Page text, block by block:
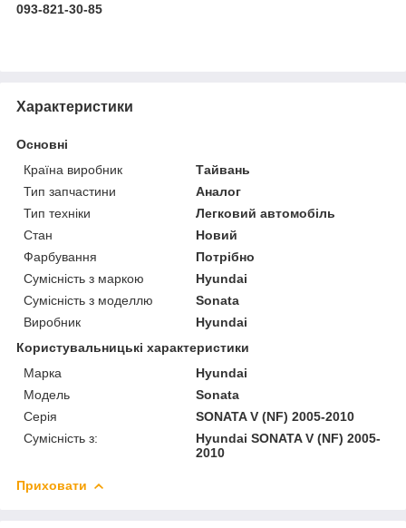
093-821-30-85
Характеристики
Основні
Країна виробник
Тайвань
Тип запчастини
Аналог
Тип техніки
Легковий автомобіль
Стан
Новий
Фарбування
Потрібно
Сумісність з маркою
Hyundai
Сумісність з моделлю
Sonata
Виробник
Hyundai
Користувальницькі характеристики
Марка
Hyundai
Модель
Sonata
Серія
SONATA V (NF) 2005-2010
Сумісність з:
Hyundai SONATA V (NF) 2005-
2010
Приховати